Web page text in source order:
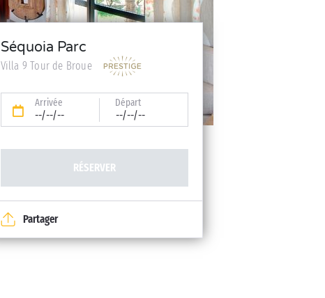
Séquoia Parc
Villa 9 Tour de Broue
Arrivée
--/--/--
Départ
--/--/--
RÉSERVER
Partager